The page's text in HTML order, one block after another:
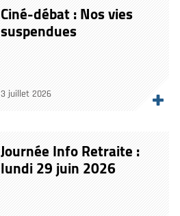
Ciné-débat : Nos vies
suspendues
3 juillet 2026
Journée Info Retraite :
lundi 29 juin 2026